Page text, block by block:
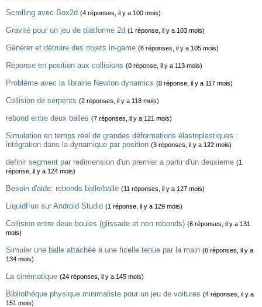
Scrolling avec Box2d (4 réponses, il y a 100 mois)
Gravité pour un jeu de platforme 2d (1 réponse, il y a 103 mois)
Générer et détruire des objets in-game (6 réponses, il y a 105 mois)
Réponse en position aux collisions (0 réponse, il y a 113 mois)
Problème avec la librairie Newton dynamics (0 réponse, il y a 117 mois)
Collision de serpents (2 réponses, il y a 118 mois)
rebond entre deux balles (7 réponses, il y a 121 mois)
Simulation en temps réel de grandes déformations élastoplastiques :
intégration dans la dynamique par position (3 réponses, il y a 122 mois)
definir segment par redimension d'un premier a partir d'un deuxieme (1
réponse, il y a 124 mois)
Besoin d'aide: rebonds balle/balle (11 réponses, il y a 127 mois)
LiquidFun sur Android Studio (1 réponse, il y a 129 mois)
Collision entre deux boules (glissade et non rebonds) (6 réponses, il y a 131
mois)
Simuler une balle attachée à une ficelle tenue par la main (6 réponses, il y a
134 mois)
La cinématique (24 réponses, il y a 145 mois)
Bibliothèque physique minimaliste pour un jeu de voitures (4 réponses, il y a
151 mois)